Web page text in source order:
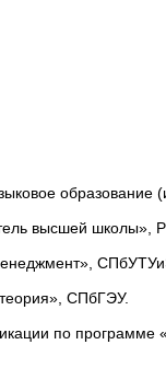
высшей
СПбГЭУ.
по программе